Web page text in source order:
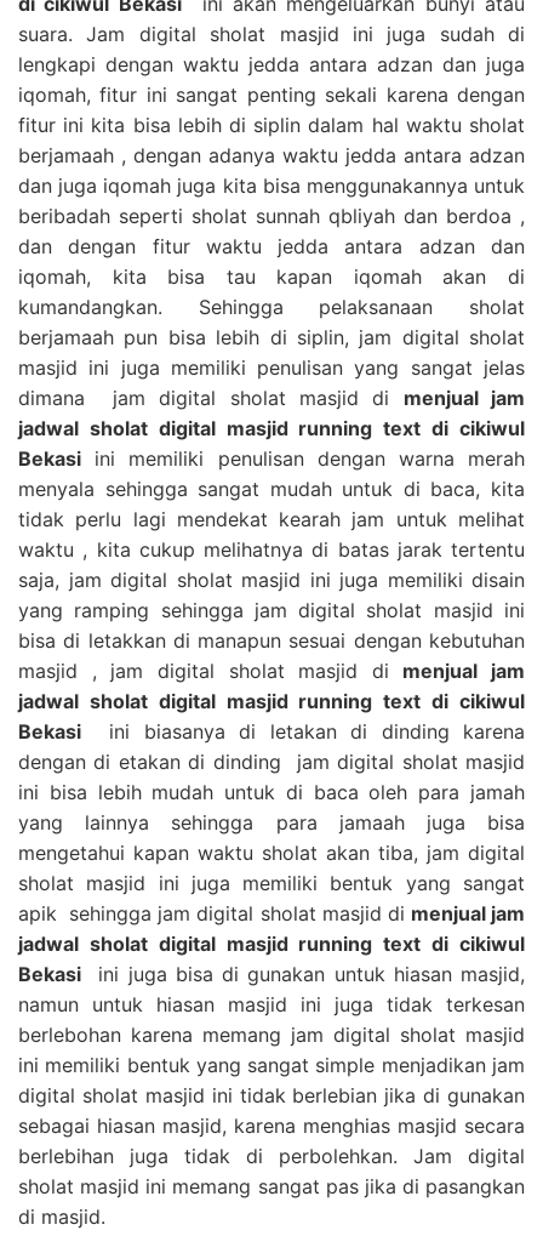
suara. Jam digital sholat masjid ini juga sudah di
lengkapi dengan waktu jedda antara adzan dan juga
iqomah, fitur ini sangat penting sekali karena dengan
fitur ini kita bisa lebih di siplin dalam hal waktu sholat
berjamaah , dengan adanya waktu jedda antara adzan
dan juga iqomah juga kita bisa menggunakannya untuk
beribadah seperti sholat sunnah qbliyah dan berdoa ,
dan dengan fitur waktu jedda antara adzan dan
iqomah, kita bisa tau kapan iqomah akan di
kumandangkan. Sehingga pelaksanaan sholat
berjamaah pun bisa lebih di siplin, jam digital sholat
masjid ini juga memiliki penulisan yang sangat jelas
dimana jam digital sholat masjid di menjual jam
jadwal sholat digital masjid running text di cikiwul
Bekasi ini memiliki penulisan dengan warna merah
menyala sehingga sangat mudah untuk di baca, kita
tidak perlu lagi mendekat kearah jam untuk melihat
waktu , kita cukup melihatnya di batas jarak tertentu
saja, jam digital sholat masjid ini juga memiliki disain
yang ramping sehingga jam digital sholat masjid ini
bisa di letakkan di manapun sesuai dengan kebutuhan
masjid , jam digital sholat masjid di menjual jam
jadwal sholat digital masjid running text di cikiwul
Bekasi ini biasanya di letakan di dinding karena
dengan di etakan di dinding jam digital sholat masjid
ini bisa lebih mudah untuk di baca oleh para jamah
yang lainnya sehingga para jamaah juga bisa
mengetahui kapan waktu sholat akan tiba, jam digital
sholat masjid ini juga memiliki bentuk yang sangat
apik sehingga jam digital sholat masjid di menjual jam
jadwal sholat digital masjid running text di cikiwul
Bekasi ini juga bisa di gunakan untuk hiasan masjid,
namun untuk hiasan masjid ini juga tidak terkesan
berlebohan karena memang jam digital sholat masjid
ini memiliki bentuk yang sangat simple menjadikan jam
digital sholat masjid ini tidak berlebian jika di gunakan
sebagai hiasan masjid, karena menghias masjid secara
berlebihan juga tidak di perbolehkan. Jam digital
sholat masjid ini memang sangat pas jika di pasangkan
di masjid.